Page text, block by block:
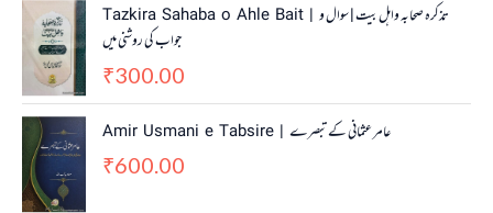
Tazkira Sahaba o Ahle Bait | تذکرہ صحابہ واہل بیت | سوال و
جواب کی روشنی میں
₹300.00
Amir Usmani e Tabsire | عامر عثمانی کے تبصرے
₹600.00